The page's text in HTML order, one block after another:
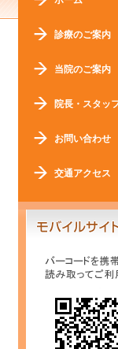
診療のご案内
当院のご案内
院長・スタッ
お問い合わせ
交通アクセス